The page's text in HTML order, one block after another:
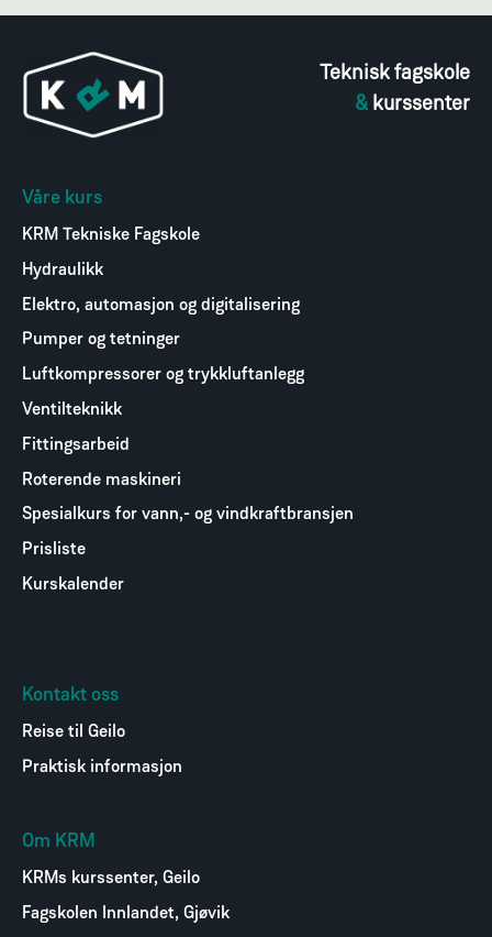
Teknisk fagskole
& kurssenter
Våre kurs
KRM Tekniske Fagskole
Hydraulikk
Elektro, automasjon og digitalisering
Pumper og tetninger
Luftkompressorer og trykkluftanlegg
Ventilteknikk
Fittingsarbeid
Roterende maskineri
Spesialkurs for vann,- og vindkraftbransjen
Prisliste
Kurskalender
Kontakt oss
Reise til Geilo
Praktisk informasjon
Om KRM
KRMs kurssenter, Geilo
Fagskolen Innlandet, Gjøvik